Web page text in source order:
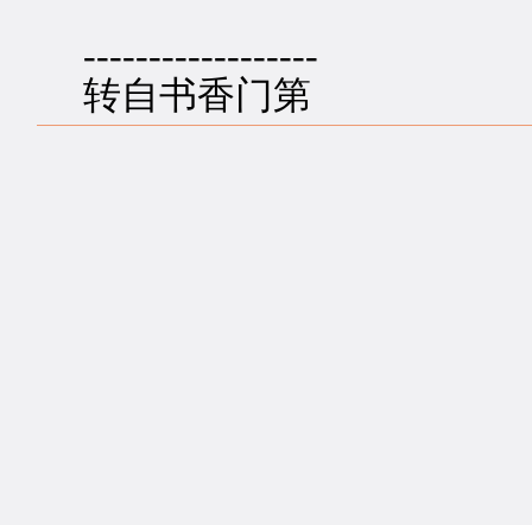
------------------
转自书香门第